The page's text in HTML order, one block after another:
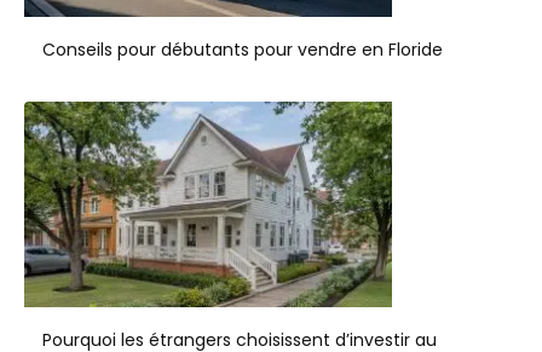
Conseils pour débutants pour vendre en Floride
Pourquoi les étrangers choisissent d’investir au